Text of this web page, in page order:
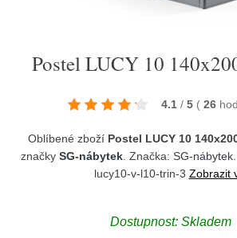
Postel LUCY 10
4.1 / 5 ( 26
Oblíbené zboží Postel LUCY 10
značky SG-nábytek. Značka: SG-nábytek
lucy10-v-l10-trin-3 Zobrazit
Dostupnost: Skladem